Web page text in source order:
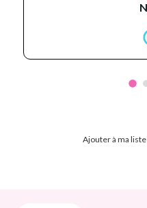
Ajouter à ma liste